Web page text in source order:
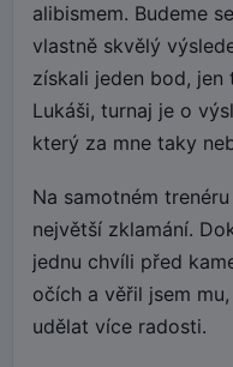
alibismem. Budeme
vlastně skvělý
získali jeden bod,
Lukáši, turnaj je o
který za mne taky
Na samotném
největší zklamání.
jednu chvíli před
očích a věřil jsem
udělat více radosti.